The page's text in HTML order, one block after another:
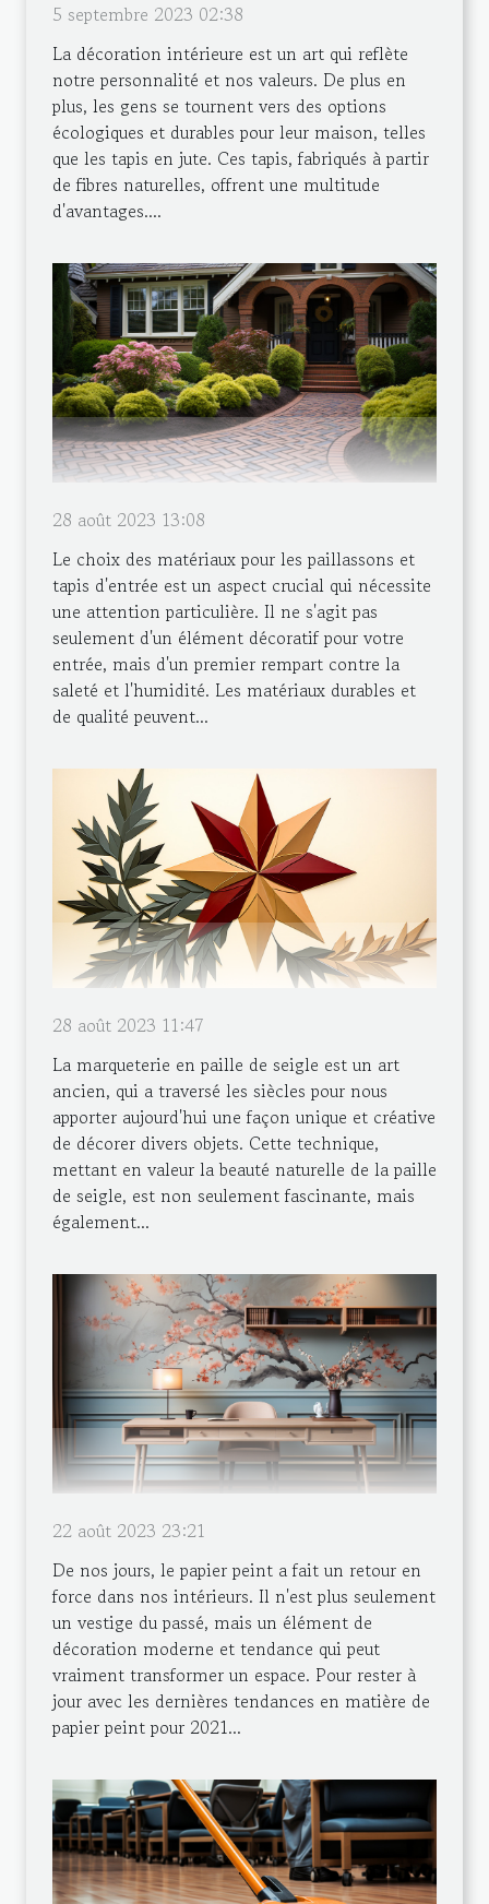
5 septembre 2023 02:38
La décoration intérieure est un art qui reflète
notre personnalité et nos valeurs. De plus en
plus, les gens se tournent vers des options
écologiques et durables pour leur maison, telles
que les tapis en jute. Ces tapis, fabriqués à partir
de fibres naturelles, offrent une multitude
d'avantages....
28 août 2023 13:08
Le choix des matériaux pour les paillassons et
tapis d'entrée est un aspect crucial qui nécessite
une attention particulière. Il ne s'agit pas
seulement d'un élément décoratif pour votre
entrée, mais d'un premier rempart contre la
saleté et l'humidité. Les matériaux durables et
de qualité peuvent...
28 août 2023 11:47
La marqueterie en paille de seigle est un art
ancien, qui a traversé les siècles pour nous
apporter aujourd'hui une façon unique et créative
de décorer divers objets. Cette technique,
mettant en valeur la beauté naturelle de la paille
de seigle, est non seulement fascinante, mais
également...
22 août 2023 23:21
De nos jours, le papier peint a fait un retour en
force dans nos intérieurs. Il n'est plus seulement
un vestige du passé, mais un élément de
décoration moderne et tendance qui peut
vraiment transformer un espace. Pour rester à
jour avec les dernières tendances en matière de
papier peint pour 2021...